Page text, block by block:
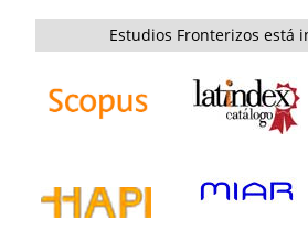
Estudios Fronterizos está